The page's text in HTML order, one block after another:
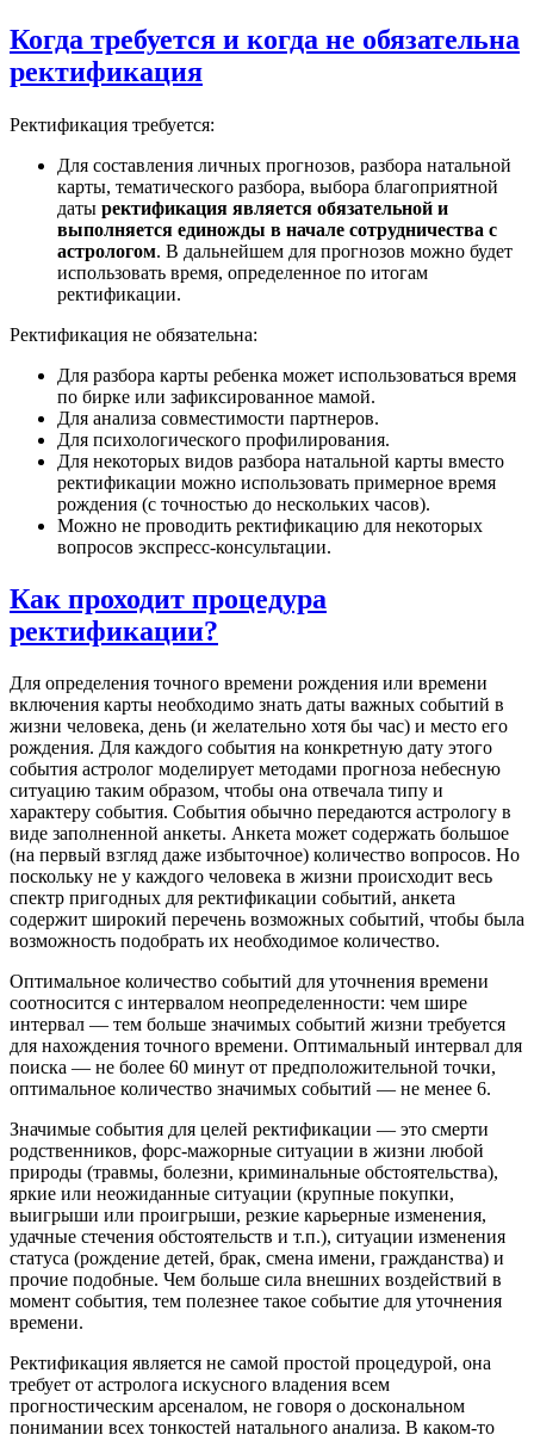
Когда требуется и когда не обязательна
ректификация
Ректификация требуется:
Для составления личных прогнозов, разбора натальной
карты, тематического разбора, выбора благоприятной
даты ректификация является обязательной и
выполняется единожды в начале сотрудничества с
астрологом. В дальнейшем для прогнозов можно будет
использовать время, определенное по итогам
ректификации.
Ректификация не обязательна:
Для разбора карты ребенка может использоваться время
по бирке или зафиксированное мамой.
Для анализа совместимости партнеров.
Для психологического профилирования.
Для некоторых видов разбора натальной карты вместо
ректификации можно использовать примерное время
рождения (с точностью до нескольких часов).
Можно не проводить ректификацию для некоторых
вопросов экспресс-консультации.
Как проходит процедура
ректификации?
Для определения точного времени рождения или времени
включения карты необходимо знать даты важных событий в
жизни человека, день (и желательно хотя бы час) и место его
рождения. Для каждого события на конкретную дату этого
события астролог моделирует методами прогноза небесную
ситуацию таким образом, чтобы она отвечала типу и
характеру события. События обычно передаются астрологу в
виде заполненной анкеты. Анкета может содержать большое
(на первый взгляд даже избыточное) количество вопросов. Но
поскольку не у каждого человека в жизни происходит весь
спектр пригодных для ректификации событий, анкета
содержит широкий перечень возможных событий, чтобы была
возможность подобрать их необходимое количество.
Оптимальное количество событий для уточнения времени
соотносится с интервалом неопределенности: чем шире
интервал — тем больше значимых событий жизни требуется
для нахождения точного времени. Оптимальный интервал для
поиска — не более 60 минут от предположительной точки,
оптимальное количество значимых событий — не менее 6.
Значимые события для целей ректификации — это смерти
родственников, форс-мажорные ситуации в жизни любой
природы (травмы, болезни, криминальные обстоятельства),
яркие или неожиданные ситуации (крупные покупки,
выигрыши или проигрыши, резкие карьерные изменения,
удачные стечения обстоятельств и т.п.), ситуации изменения
статуса (рождение детей, брак, смена имени, гражданства) и
прочие подобные. Чем больше сила внешних воздействий в
момент события, тем полезнее такое событие для уточнения
времени.
Ректификация является не самой простой процедурой, она
требует от астролога искусного владения всем
прогностическим арсеналом, не говоря о доскональном
понимании всех тонкостей натального анализа. В каком-то